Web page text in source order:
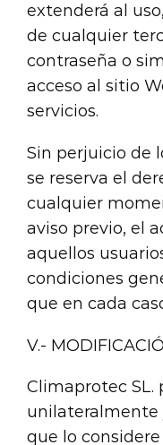
extenderá al
de cualquier
contraseña o
acceso al sitio
servicios.
Sin perjuicio de
se reserva el
cualquier
aviso previo, el
aquellos
condiciones
que en cada
V.-
Climaprotec SL.
unilateralmente
que lo